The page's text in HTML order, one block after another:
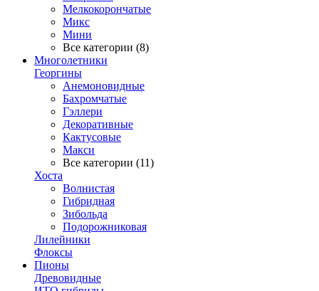
Мелкокорончатые
Микс
Мини
Все категории (8)
Многолетники
Георгины
Анемоновидные
Бахромчатые
Гэллери
Декоративные
Кактусовые
Макси
Все категории (11)
Хоста
Волнистая
Гибридная
Зибольда
Подорожниковая
Лилейники
Флоксы
Пионы
Древовидные